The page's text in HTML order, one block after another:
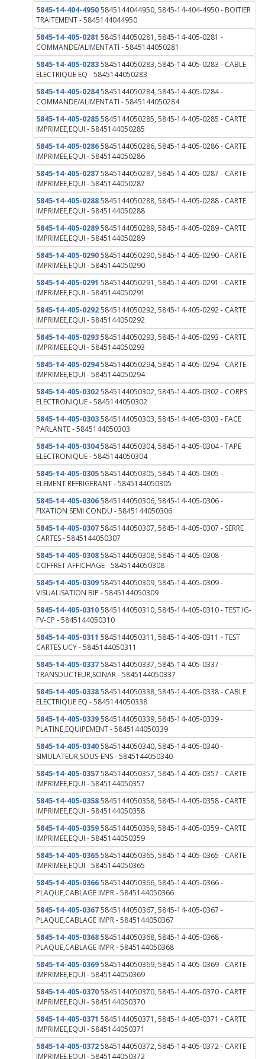
5845-14-404-49505845144044950, 5845-14-404-4950 - BOITIER
TRAITEMENT - 5845144044950
5845-14-405-0281 5845144050281, 5845-14-405-0281 -
COMMANDE/ALIMENTATI - 5845144050281
5845-14-405-02835845144050283, 5845-14-405-0283 - CABLE
ELECTRIQUE EQ - 5845144050283
5845-14-405-02845845144050284, 5845-14-405-0284 -
COMMANDE/ALIMENTATI - 5845144050284
5845-14-405-02855845144050285, 5845-14-405-0285 - CARTE
IMPRIMEE,EQUI - 5845144050285
5845-14-405-02865845144050286, 5845-14-405-0286 - CARTE
IMPRIMEE,EQUI - 5845144050286
5845-14-405-02875845144050287, 5845-14-405-0287 - CARTE
IMPRIMEE,EQUI - 5845144050287
5845-14-405-02885845144050288, 5845-14-405-0288 - CARTE
IMPRIMEE,EQUI - 5845144050288
5845-14-405-02895845144050289, 5845-14-405-0289 - CARTE
IMPRIMEE,EQUI - 5845144050289
5845-14-405-02905845144050290, 5845-14-405-0290 - CARTE
IMPRIMEE,EQUI - 5845144050290
5845-14-405-0291 5845144050291, 5845-14-405-0291 - CARTE
IMPRIMEE,EQUI - 5845144050291
5845-14-405-02925845144050292, 5845-14-405-0292 - CARTE
IMPRIMEE,EQUI - 5845144050292
5845-14-405-02935845144050293, 5845-14-405-0293 - CARTE
IMPRIMEE,EQUI - 5845144050293
5845-14-405-02945845144050294, 5845-14-405-0294 - CARTE
IMPRIMEE,EQUI - 5845144050294
5845-14-405-03025845144050302, 5845-14-405-0302 - CORPS
ELECTRONIQUE - 5845144050302
5845-14-405-03035845144050303, 5845-14-405-0303 - FACE
PARLANTE - 5845144050303
5845-14-405-03045845144050304, 5845-14-405-0304 - TAPE
ELECTRONIQUE - 5845144050304
5845-14-405-03055845144050305, 5845-14-405-0305 -
ELEMENT REFRIGERANT - 5845144050305
5845-14-405-03065845144050306, 5845-14-405-0306 -
FIXATION SEMI CONDU - 5845144050306
5845-14-405-03075845144050307, 5845-14-405-0307 - SERRE
CARTES - 5845144050307
5845-14-405-03085845144050308, 5845-14-405-0308 -
COFFRET AFFICHAGE - 5845144050308
5845-14-405-03095845144050309, 5845-14-405-0309 -
VISUALISATION BIP - 5845144050309
5845-14-405-03105845144050310, 5845-14-405-0310 - TEST IG-
FV-CP - 5845144050310
5845-14-405-0311 5845144050311, 5845-14-405-0311 - TEST
CARTES UCY - 5845144050311
5845-14-405-03375845144050337, 5845-14-405-0337 -
TRANSDUCTEUR,SONAR - 5845144050337
5845-14-405-03385845144050338, 5845-14-405-0338 - CABLE
ELECTRIQUE EQ - 5845144050338
5845-14-405-03395845144050339, 5845-14-405-0339 -
PLATINE,EQUIPEMENT - 5845144050339
5845-14-405-03405845144050340, 5845-14-405-0340 -
SIMULATEUR,SOUS-ENS - 5845144050340
5845-14-405-03575845144050357, 5845-14-405-0357 - CARTE
IMPRIMEE,EQUI - 5845144050357
5845-14-405-03585845144050358, 5845-14-405-0358 - CARTE
IMPRIMEE,EQUI - 5845144050358
5845-14-405-03595845144050359, 5845-14-405-0359 - CARTE
IMPRIMEE,EQUI - 5845144050359
5845-14-405-03655845144050365, 5845-14-405-0365 - CARTE
IMPRIMEE,EQUI - 5845144050365
5845-14-405-03665845144050366, 5845-14-405-0366 -
PLAQUE,CABLAGE IMPR - 5845144050366
5845-14-405-03675845144050367, 5845-14-405-0367 -
PLAQUE,CABLAGE IMPR - 5845144050367
5845-14-405-03685845144050368, 5845-14-405-0368 -
PLAQUE,CABLAGE IMPR - 5845144050368
5845-14-405-03695845144050369, 5845-14-405-0369 - CARTE
IMPRIMEE,EQUI - 5845144050369
5845-14-405-03705845144050370, 5845-14-405-0370 - CARTE
IMPRIMEE,EQUI - 5845144050370
5845-14-405-0371 5845144050371, 5845-14-405-0371 - CARTE
IMPRIMEE,EQUI - 5845144050371
5845-14-405-03725845144050372, 5845-14-405-0372 - CARTE
IMPRIMEE,EQUI - 5845144050372